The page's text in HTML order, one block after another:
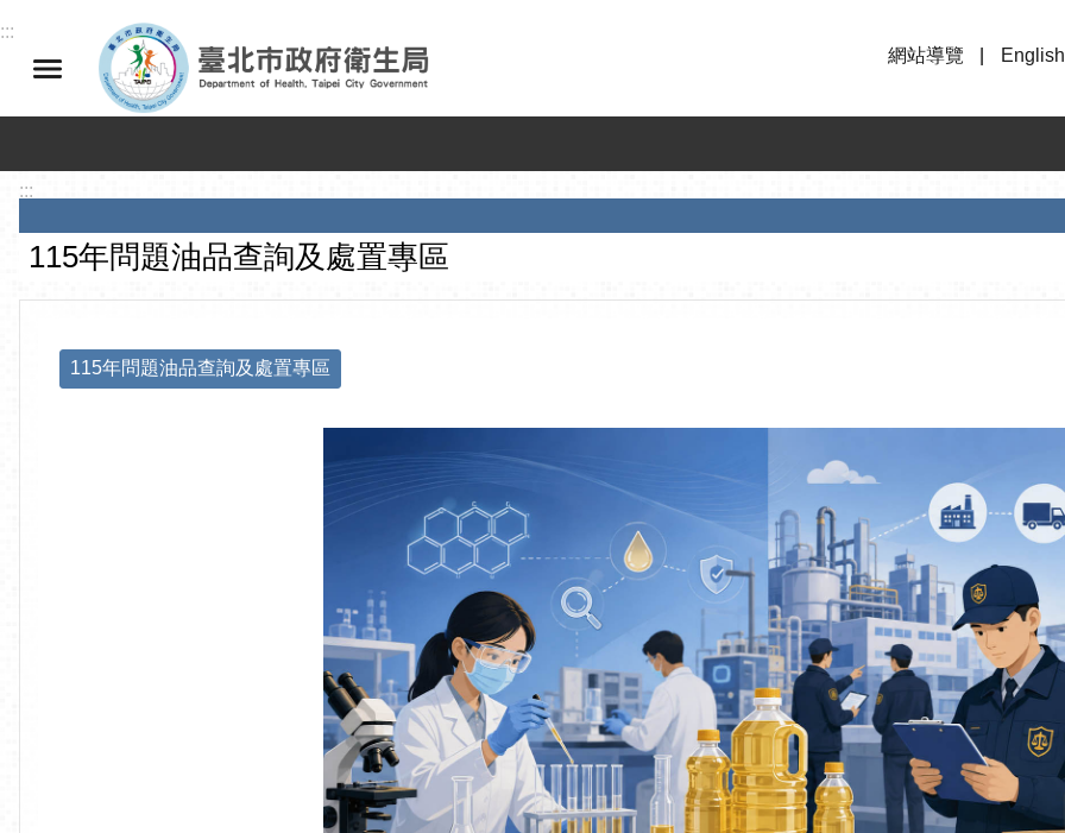
跳到主要內容區塊
:::
網站導覽
English
:::
115年問題油品查詢及處置專區
115年問題油品查詢及處置專區